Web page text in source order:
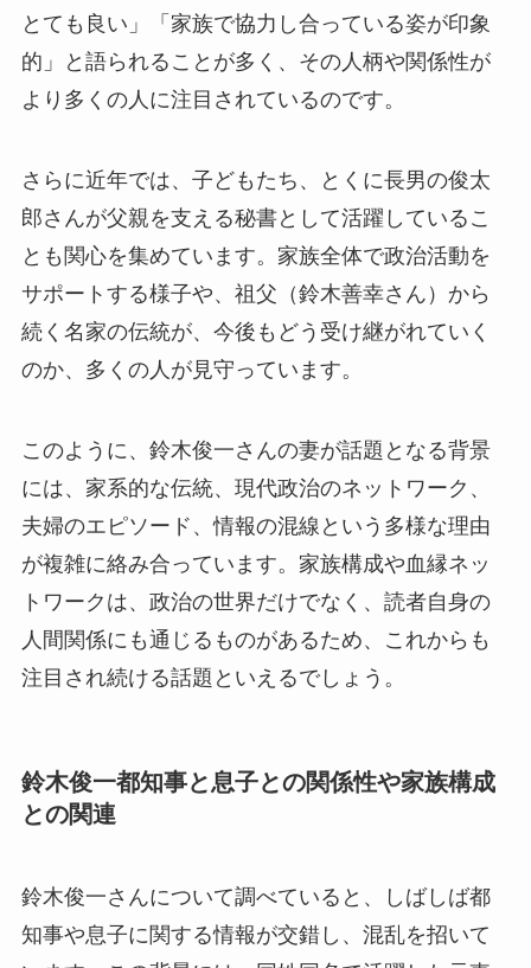
とても良い」「家族で協力し合っている姿が印象
的」と語られることが多く、その人柄や関係性が
より多くの人に注目されているのです。
さらに近年では、子どもたち、とくに長男の俊太
郎さんが父親を支える秘書として活躍しているこ
とも関心を集めています。家族全体で政治活動を
サポートする様子や、祖父（鈴木善幸さん）から
続く名家の伝統が、今後もどう受け継がれていく
のか、多くの人が見守っています。
このように、鈴木俊一さんの妻が話題となる背景
には、家系的な伝統、現代政治のネットワーク、
夫婦のエピソード、情報の混線という多様な理由
が複雑に絡み合っています。家族構成や血縁ネッ
トワークは、政治の世界だけでなく、読者自身の
人間関係にも通じるものがあるため、これからも
注目され続ける話題といえるでしょう。
鈴木俊一都知事と息子との関係性や家族構成
との関連
鈴木俊一さんについて調べていると、しばしば都
知事や息子に関する情報が交錯し、混乱を招いて